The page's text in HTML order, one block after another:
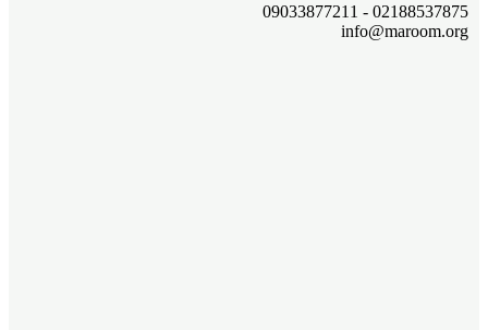
02188537875 - 09033877211
info@maroom.org